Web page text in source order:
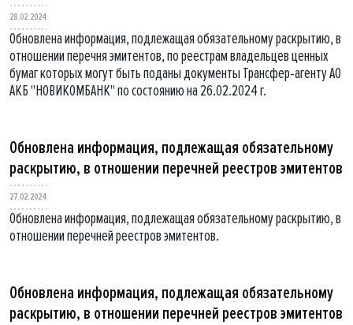
28.02.2024
Обновлена информация, подлежащая обязательному раскрытию, в
отношении перечня эмитентов, по реестрам владельцев ценных
бумаг которых могут быть поданы документы Трансфер-агенту АО
АКБ "НОВИКОМБАНК" по состоянию на 26.02.2024 г.
Обновлена информация, подлежащая обязательному
раскрытию, в отношении перечней реестров эмитентов
27.02.2024
Обновлена информация, подлежащая обязательному раскрытию, в
отношении перечней реестров эмитентов.
Обновлена информация, подлежащая обязательному
раскрытию, в отношении перечней реестров эмитентов